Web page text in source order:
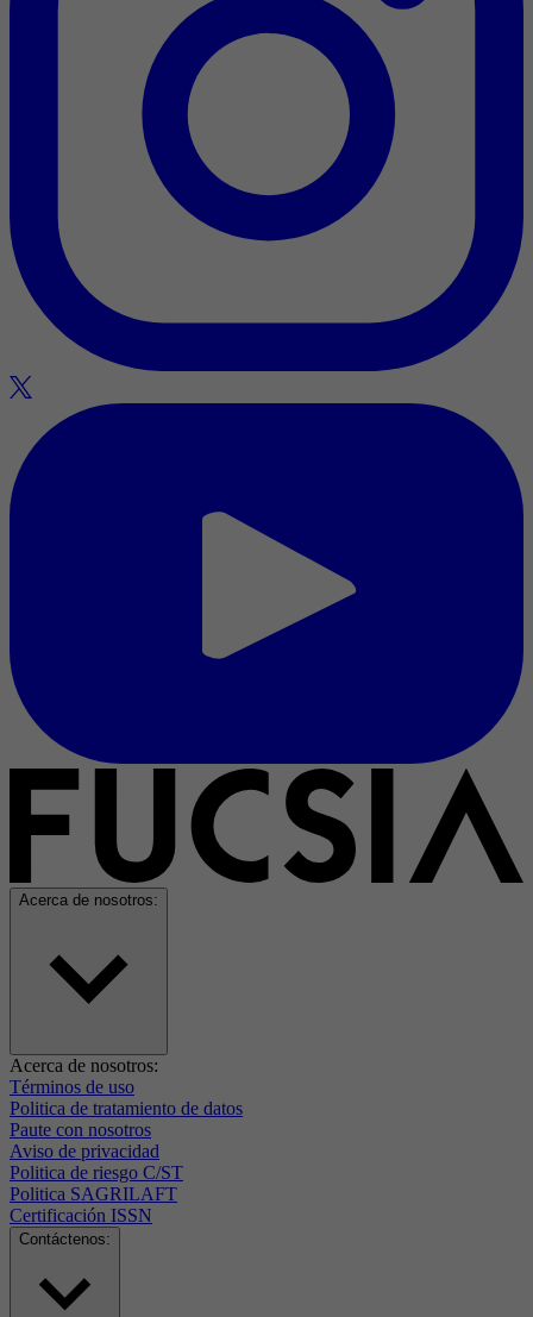
Acerca de nosotros:
Acerca de nosotros:
Términos de uso
Politica de tratamiento de datos
Paute con nosotros
Aviso de privacidad
Politica de riesgo C/ST
Politica SAGRILAFT
Certificación ISSN
Contáctenos: